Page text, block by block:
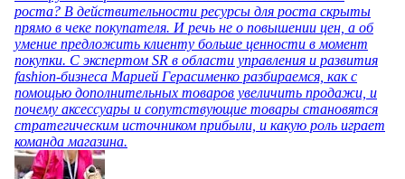
роста? В действительности ресурсы для роста скрыты
прямо в чеке покупателя. И речь не о повышении цен, а об
умение предложить клиенту больше ценности в момент
покупки. С экспертом SR в области управления и развития
fashion-бизнеса Марией Герасименко разбираемся, как с
помощью дополнительных товаров увеличить продажи, и
почему аксессуары и сопутствующие товары становятся
стратегическим источником прибыли, и какую роль играет
команда магазина.